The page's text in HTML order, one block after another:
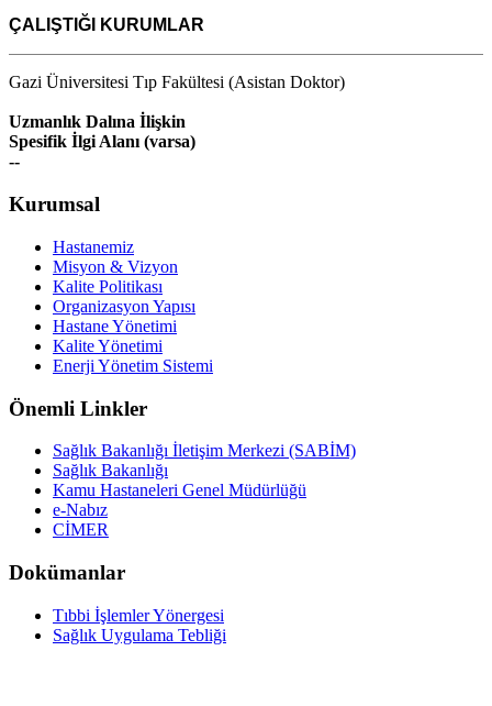
ÇALIŞTIĞI KURUMLAR
Gazi Üniversitesi Tıp Fakültesi (Asistan Doktor)
Uzmanlık Dalına İlişkin
Spesifik İlgi Alanı (varsa)
--
Kurumsal
Hastanemiz
Misyon & Vizyon
Kalite Politikası
Organizasyon Yapısı
Hastane Yönetimi
Kalite Yönetimi
Enerji Yönetim Sistemi
Önemli Linkler
Sağlık Bakanlığı İletişim Merkezi (SABİM)
Sağlık Bakanlığı
Kamu Hastaneleri Genel Müdürlüğü
e-Nabız
CİMER
Dokümanlar
Tıbbi İşlemler Yönergesi
Sağlık Uygulama Tebliği